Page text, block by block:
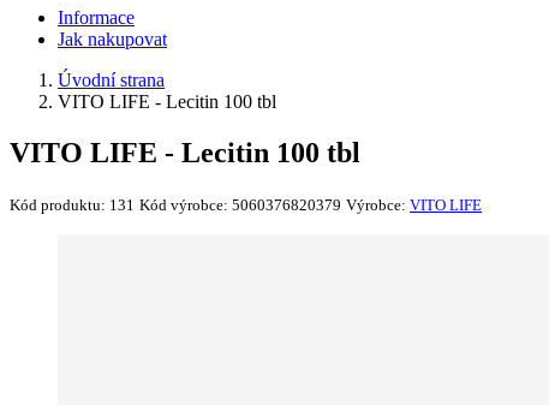
Informace
Jak nakupovat
Úvodní strana
VITO LIFE - Lecitin 100 tbl
VITO LIFE - Lecitin 100 tbl
Kód produktu: 131 Kód výrobce: 5060376820379 Výrobce: VITO LIFE